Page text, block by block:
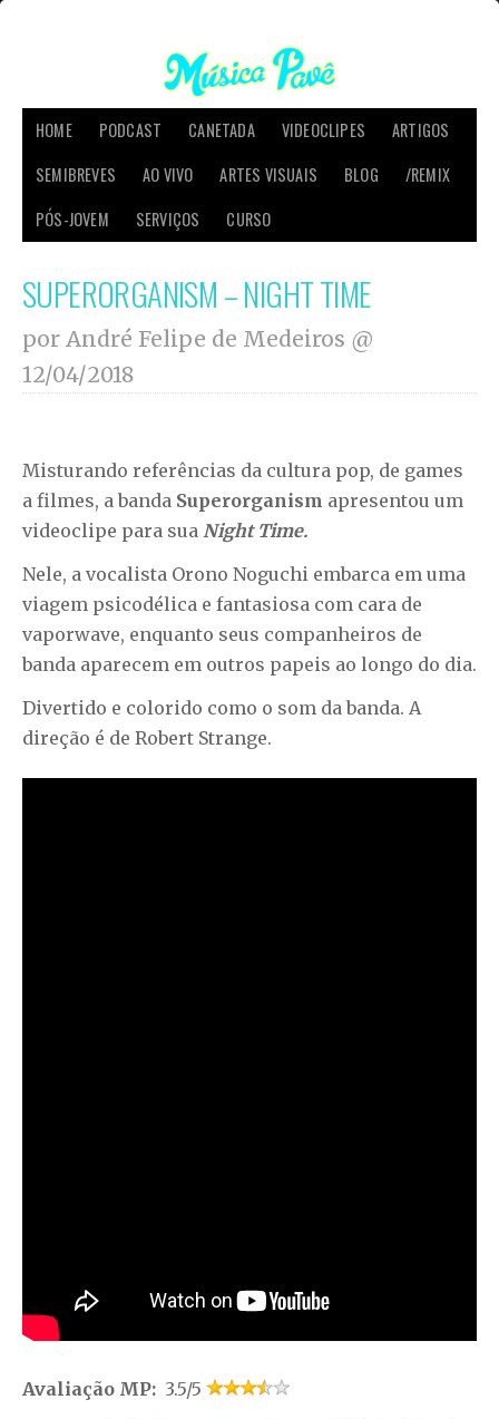
HOME PODCAST CANETADA VIDEOCLIPES
ARTIGOS
SEMIBREVES
AO VIVO ARTES VISUAIS BLOG
/REMIX
PÓS-JOVEM
SERVIÇOS CURSO
SUPERORGANISM – NIGHT TIME
por André Felipe de Medeiros @
12/04/2018
Misturando referências da cultura pop, de games
a filmes, a banda Superorganism apresentou um
videoclipe para sua Night Time.
Nele, a vocalista Orono Noguchi embarca em uma
viagem psicodélica e fantasiosa com cara de
vaporwave, enquanto seus companheiros de
banda aparecem em outros papeis ao longo do dia.
Divertido e colorido como o som da banda. A
direção é de Robert Strange.
Avaliação MP: 3.5/5